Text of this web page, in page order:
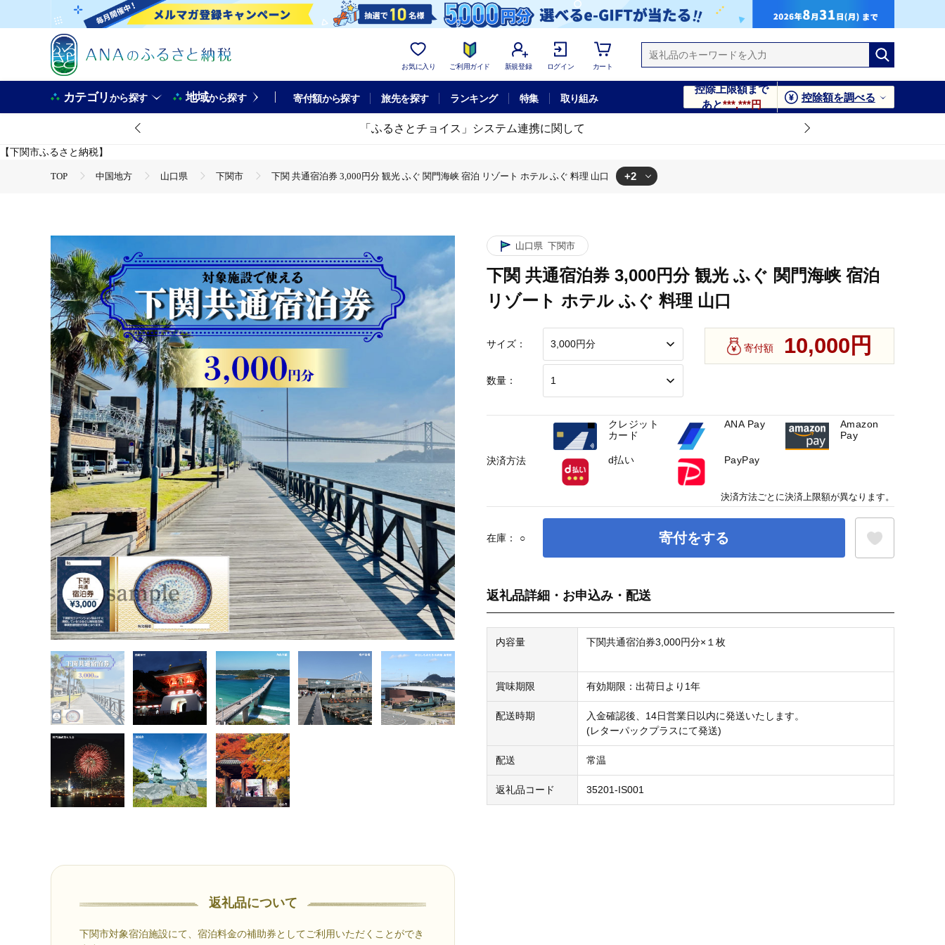
お気に入り ご利用ガイド 新規登録 ログイン カート
カテゴリから探す 地域から探す 寄付額から探す 旅先を探す ランキング 特集 取り組み
控除上限額まで
あと***,***円
控除額を調べる
「ふるさとチョイス」システム連携に関して
【下関市ふるさと納税】
TOP 中国地方 山口県 下関市 下関 共通宿泊券 3,000円分 観光 ふぐ 関門海峡 宿泊 リゾート ホテル ふぐ 料理 山口 +2
返礼品について
下関市対象宿泊施設にて、宿泊料金の補助券としてご利用いただくことができ
山口県 下関市
下関 共通宿泊券 3,000円分 観光 ふぐ 関門海峡 宿泊
リゾート ホテル ふぐ 料理 山口
サイズ：
数量：
寄付額 10,000円
在庫： ○ 寄付をする
返礼品詳細・お申込み・配送
内容量 下関共通宿泊券3,000円分×１枚
賞味期限 有効期限：出荷日より1年
配送時期
入金確認後、14日営業日以内に発送いたします。
(レターパックプラスにて発送)
配送 常温
返礼品コード 35201-IS001
決済方法
クレジット
カード
ANA Pay
Amazon
Pay
d払い PayPay
決済方法ごとに決済上限額が異なります。